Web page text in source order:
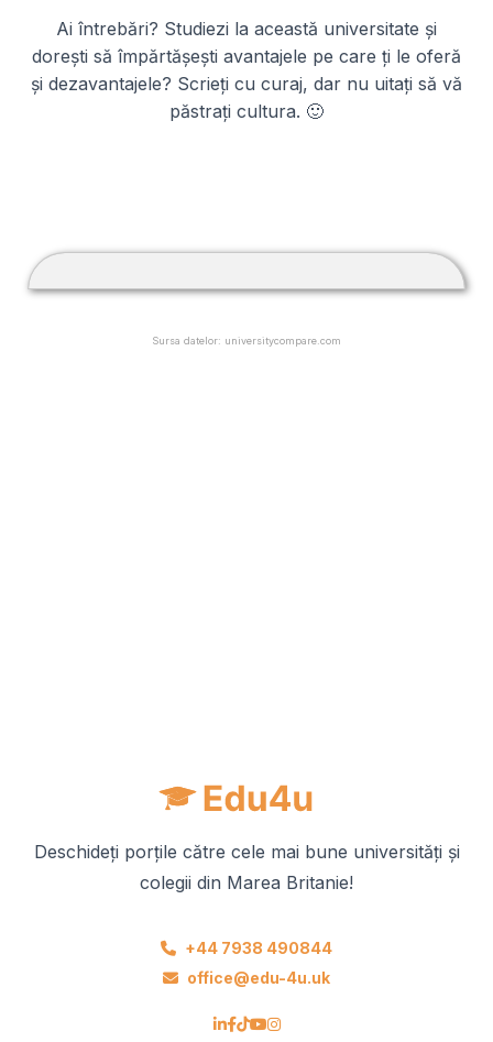
Ai întrebări? Studiezi la această universitate și
dorești să împărtășești avantajele pe care ți le oferă
și dezavantajele? Scrieți cu curaj, dar nu uitați să vă
păstrați cultura. 🙂
Sursa datelor: universitycompare.com
Deschideți porțile către cele mai bune universități și
colegii din Marea Britanie!
+44 7938 490844
office@edu-4u.uk